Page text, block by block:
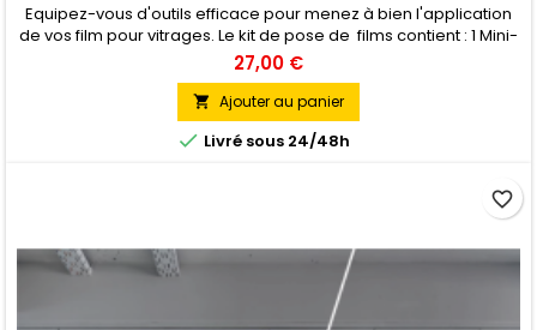
Equipez-vous d'outils efficace pour menez à bien l'application
de vos film pour vitrages. Le kit de pose de films contient : 1 Mini-
grattoir Neon, pour nettoyer le vitrage 1 Raclette équipée d'une
lame 20cm , pour appliquer le film 1 Carte blanche, afin de
guider la découpe du film 1 cutter 1 pulvérisateur
27,00 €
 Ajouter au panier
 Livré sous 24/48h
favorite_border